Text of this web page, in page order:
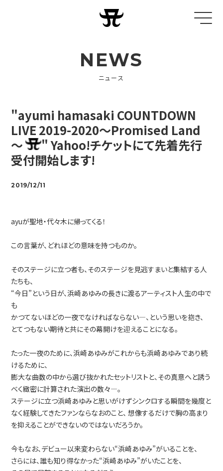
NEWS
ニュース
"ayumi hamasaki COUNTDOWN
LIVE 2019-2020～Promised Land
～
" Yahoo!チケットにて先着先行
受付開始します!
2019/12/11
ayuが聖地・代々木に帰ってくる！
この言葉が、どれほどの意味を持つものか。
そのステージに立つ者も、そのステージを見逃すまいと集結する人
たちも、
“今日”という日が、浜崎あゆみの長きに渡るアーティスト人生の中で
も
かつてないほどの一夜でなければならない―、という思いを抱き、
とてつもない期待と共にその幕開けを迎えることになる。
たった一夜のために、浜崎あゆみがこれからも浜崎あゆみであり続
けるために、
膨大な曲数の中から選び抜かれたセットリストと、その真意へと誘う
べく緻密に計算された演出の数々―。
ステージに立つ浜崎あゆみと思いがけずシンクロする瞬間を幾度と
なく経験してきたファンならなおのこと、 想像するだけで胸の高まり
を抑えることができないのではないだろうか。
今もなお、デビュー以来変わらない“浜崎あゆみ”がいることを、
さらには、誰も知り得なかった“浜崎あゆみ”がいたことを、